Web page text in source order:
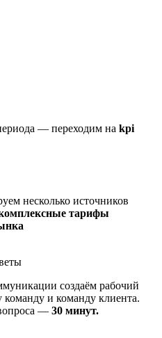
— переходим на kpi
несколько источников
тарифы
создаём рабочий
и команду клиента.
— 30 минут.